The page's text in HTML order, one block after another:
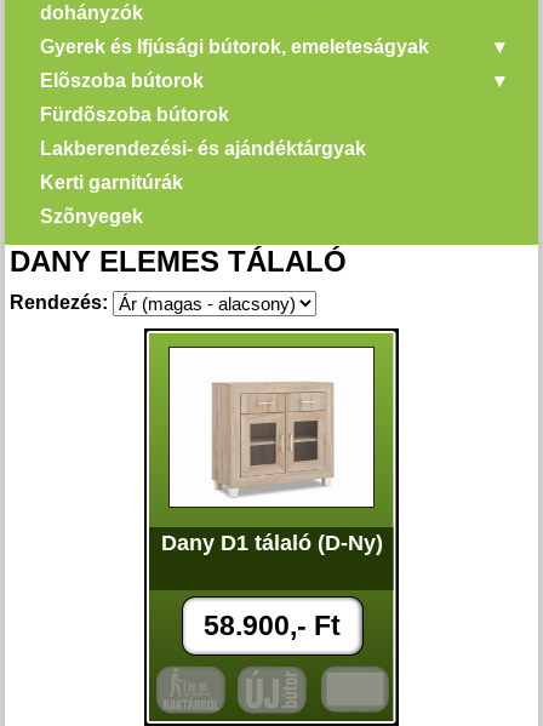
dohányzók
Gyerek és Ifjúsági bútorok, emeleteságyak
Elõszoba bútorok
Fürdõszoba bútorok
Lakberendezési- és ajándéktárgyak
Kerti garnitúrák
Szõnyegek
DANY ELEMES TÁLALÓ
Rendezés:
Dany D1 tálaló (D-Ny)
58.900,- Ft